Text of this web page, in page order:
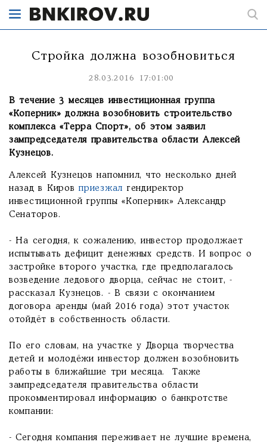
Стройка должна возобновиться
28.03.2016 17:01:00
В течение 3 месяцев инвестиционная группа
«Коперник» должна возобновить строительство
комплекса «Терра Спорт», об этом заявил
зампредседателя правительства области Алексей
Кузнецов.
Алексей Кузнецов напомнил, что несколько дней
назад в Кировприезжал гендиректор
инвестиционной группы «Коперник» Александр
Сенаторов.
- На сегодня, к сожалению, инвестор продолжает
испытывать дефицит денежных средств. И вопрос о
застройке второго участка, где предполагалось
возведение ледового дворца, сейчас не стоит, -
рассказал Кузнецов. - В связи с окончанием
договора аренды (май 2016 года) этот участок
отойдёт в собственность области.
По его словам, на участке у Дворца творчества
детей и молодёжи инвестор должен возобновить
работы в ближайшие три месяца. Также
зампредседателя правительства области
прокомментировал информацию о банкротстве
компании:
- Сегодня компания переживает не лучшие времена,